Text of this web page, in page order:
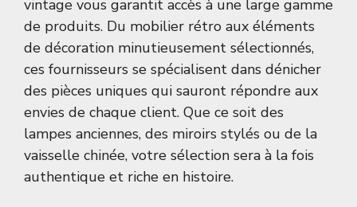
vintage vous garantit accès à une large gamme
de produits. Du mobilier rétro aux éléments
de décoration minutieusement sélectionnés,
ces fournisseurs se spécialisent dans dénicher
des pièces uniques qui sauront répondre aux
envies de chaque client. Que ce soit des
lampes anciennes, des miroirs stylés ou de la
vaisselle chinée, votre sélection sera à la fois
authentique et riche en histoire.